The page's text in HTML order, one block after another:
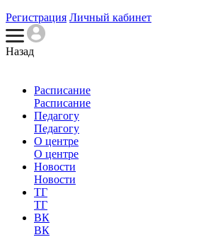
Регистрация Личный кабинет
Назад
Расписание
Расписание
Педагогу
Педагогу
О центре
О центре
Новости
Новости
ТГ
ТГ
ВК
ВК